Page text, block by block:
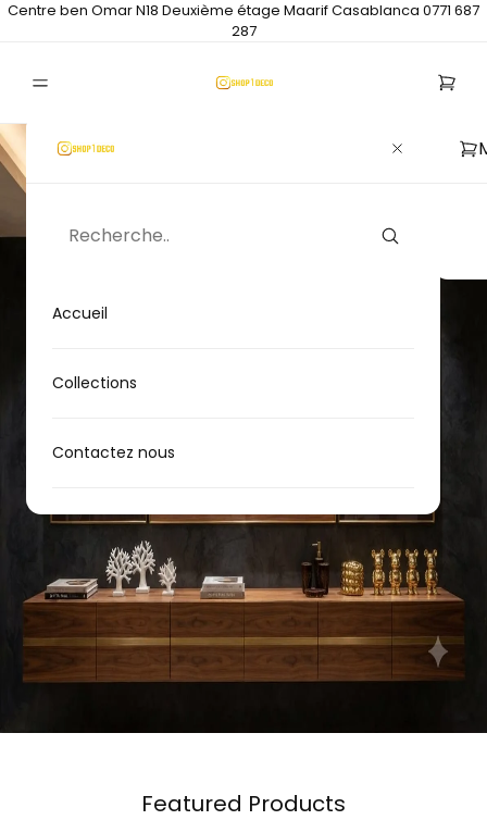
Centre ben Omar N18 Deuxième étage Maarif Casablanca 0771 687
287
Accueil
Collections
Contactez nous
Featured Products